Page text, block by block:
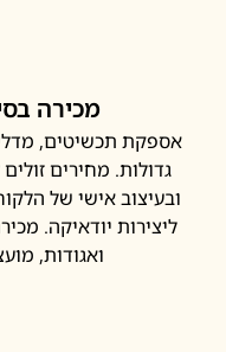
מכירה
תכשיטים, מדליות,
מחירים זולים ללא
אישי של הלקוח.
יודאיקה. מכירה
ואגודות, מועצות